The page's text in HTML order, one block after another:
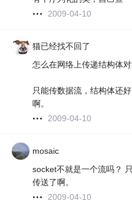
2009-04-10
猫已经找不回了
怎么在网络上传递结构体
只能传数据流，结构体还
啊。
2009-04-10
mosaic
socket不就是一个流吗？
传送了啊。
2009-04-10